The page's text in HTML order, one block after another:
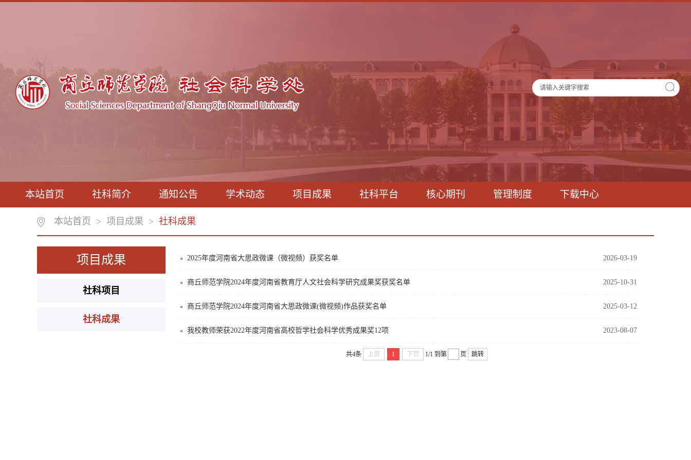
本站首页 社科简介 通知公告 学术动态 项目成果 社科平台 核心期刊 管理制度 下载中心
本站首页 > 项目成果 > 社科成果
项目成果
社科项目
社科成果
2025年度河南省大思政微课（微视频）获奖名单 2026-03-19
商丘师范学院2024年度河南省教育厅人文社会科学研究成果奖获奖名单 2025-10-31
商丘师范学院2024年度河南省大思政微课(微视频)作品获奖名单 2025-03-12
我校教师荣获2022年度河南省高校哲学社会科学优秀成果奖12项 2023-08-07
共4条 上页 1 下页 1/1 到第 页 跳转